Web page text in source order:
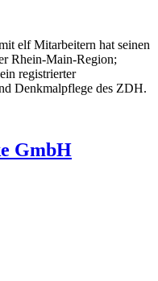
elf Mitarbeitern hat seinen
Rhein-Main-Region;
registrierter
Denkmalpflege des ZDH.
GmbH